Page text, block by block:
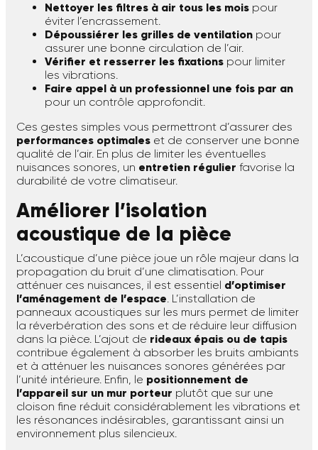
Nettoyer les filtres à air tous les mois pour
éviter l’encrassement.
Dépoussiérer les grilles de ventilation pour
assurer une bonne circulation de l’air.
Vérifier et resserrer les fixations pour limiter
les vibrations.
Faire appel à un professionnel une fois par an
pour un contrôle approfondit.
Ces gestes simples vous permettront d’assurer des
performances optimales et de conserver une bonne
qualité de l’air. En plus de limiter les éventuelles
nuisances sonores, un entretien régulier favorise la
durabilité de votre climatiseur.
Améliorer l’isolation
acoustique de la pièce
L’acoustique d’une pièce joue un rôle majeur dans la
propagation du bruit d’une climatisation. Pour
atténuer ces nuisances, il est essentiel d’optimiser
l’aménagement de l’espace. L’installation de
panneaux acoustiques sur les murs permet de limiter
la réverbération des sons et de réduire leur diffusion
dans la pièce. L’ajout de rideaux épais ou de tapis
contribue également à absorber les bruits ambiants
et à atténuer les nuisances sonores générées par
l’unité intérieure. Enfin, le positionnement de
l’appareil sur un mur porteur plutôt que sur une
cloison fine réduit considérablement les vibrations et
les résonances indésirables, garantissant ainsi un
environnement plus silencieux.